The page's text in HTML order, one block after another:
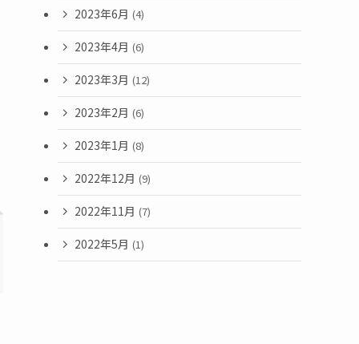
2023年6月 (4)
2023年4月 (6)
2023年3月 (12)
2023年2月 (6)
2023年1月 (8)
2022年12月 (9)
2022年11月 (7)
2022年5月 (1)